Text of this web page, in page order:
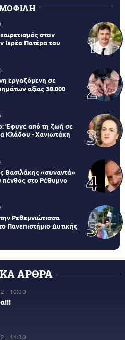
στον
Ιερέα Πατέρα του
εργαζόμενη σε
αξίας 38.000
Έφυγε από τη ζωή σε
Κλάδου - Χανιωτάκη
Βασιλάκης «συναντά»
στο Ρέθυμνο
Ρεθεμνιώτισσα
Πανεπιστήμιο Δυτικής
ΑΡΘΡΑ
10:00
11:30